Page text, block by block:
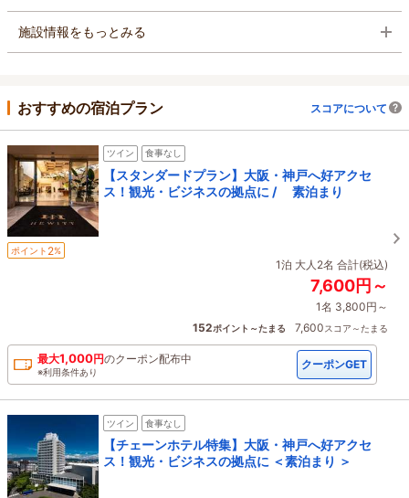
施設情報をもっとみる
おすすめの宿泊プラン スコアについて
ツイン 食事なし
【スタンダードプラン】大阪・神戸へ好アクセ
ス！観光・ビジネスの拠点に / 素泊まり
ポイント 2%
1泊 大人2名 合計(税込)
7,600円～
1名 3,800円～
152ポイント～たまる 7,600スコア～たまる
最大1,000円のクーポン配布中
※利用条件あり
クーポンGET
ツイン 食事なし
【チェーンホテル特集】大阪・神戸へ好アクセ
ス！観光・ビジネスの拠点に ＜素泊まり ＞